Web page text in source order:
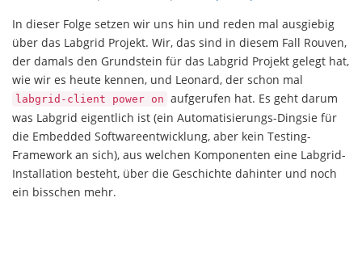
In dieser Folge setzen wir uns hin und reden mal ausgiebig
über das Labgrid Projekt. Wir, das sind in diesem Fall Rouven,
der damals den Grundstein für das Labgrid Projekt gelegt hat,
wie wir es heute kennen, und Leonard, der schon mal
labgrid-client power on aufgerufen hat. Es geht darum
was Labgrid eigentlich ist (ein Automatisierungs-Dingsie für
die Embedded Softwareentwicklung, aber kein Testing-
Framework an sich), aus welchen Komponenten eine Labgrid-
Installation besteht, über die Geschichte dahinter und noch
ein bisschen mehr.